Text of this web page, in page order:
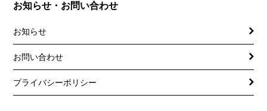
労働保険事務委託
設備・運転資金の相談
優良従業員表彰
火災共済制度
お知らせ・お問い合わせ
お知らせ
お問い合わせ
プライバシーポリシー